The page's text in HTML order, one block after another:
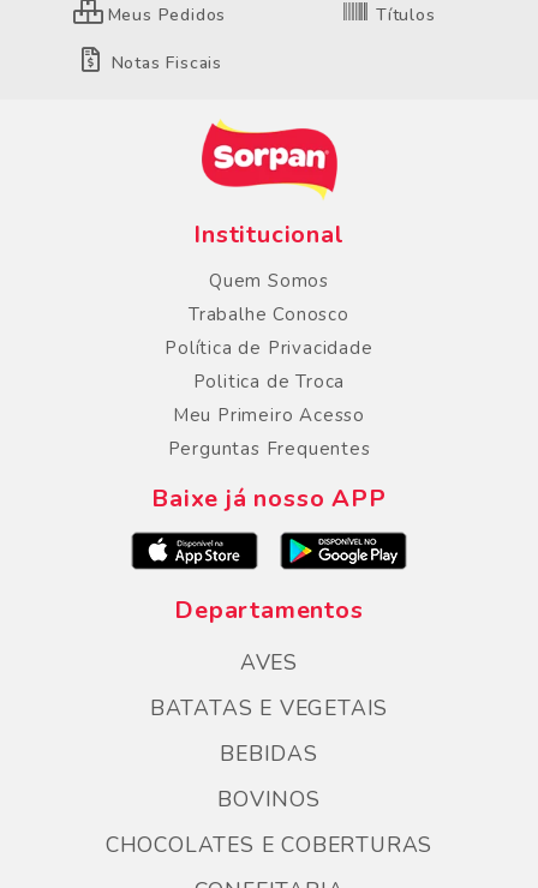
Meus Pedidos Títulos
Notas Fiscais
Institucional
Quem Somos
Trabalhe Conosco
Política de Privacidade
Politica de Troca
Meu Primeiro Acesso
Perguntas Frequentes
Baixe já nosso APP
Departamentos
AVES
BATATAS E VEGETAIS
BEBIDAS
BOVINOS
CHOCOLATES E COBERTURAS